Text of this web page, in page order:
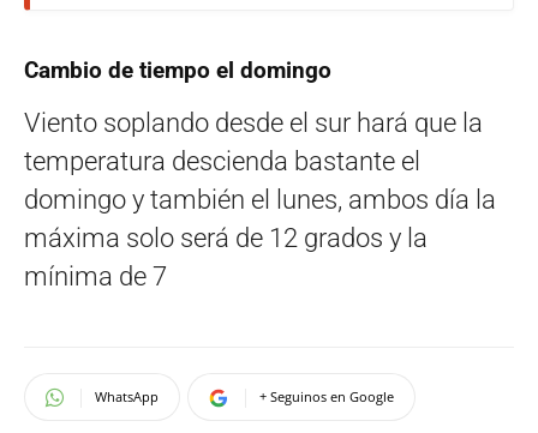
Cambio de tiempo el domingo
Viento soplando desde el sur hará que la
temperatura descienda bastante el
domingo y también el lunes, ambos día la
máxima solo será de 12 grados y la
mínima de 7
WhatsApp + Seguinos en Google